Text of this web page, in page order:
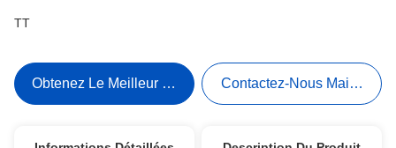
TT
Obtenez Le Meilleur Prix Contactez-Nous Maintenant